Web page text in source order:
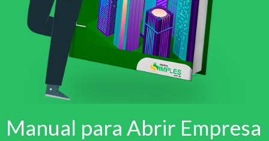
Manual para Abrir Empresa